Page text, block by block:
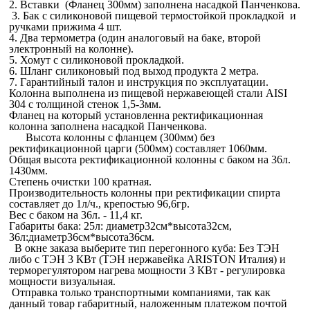
2. Вставки (Фланец 300мм) заполненанасадкой Панченкова.
3. Бак с силиконовой пищевой термостойкой прокладкой и
ручками прижима 4 шт.
4. Два термометра (один аналоговый на баке, второй
электронный на колонне).
5. Хомут с силиконовой прокладкой.
6. Шланг силиконовый под выход продукта 2 метра.
7. Гарантийный талон и инструкция по эксплуатации.
Колонна выполнена из пищевой нержавеющей стали AISI
304 с толщиной стенок 1,5-3мм.
Фланец на который установленна ректификационная
колонна заполнена насадкой Панченкова.
Высота колонны с фланцем (300мм) без
ректификационной царги (500мм) составляет 1060мм.
Общая высота ректификационной колонны с баком на 36л.
1430мм.
Степень очистки 100 кратная.
Производительность колонны при ректификации спирта
составляет до 1л/ч., крепостью 96,6гр.
Вес с баком на 36л. - 11,4 кг.
Габариты бака: 25л: диаметр32см*высота32см,
36л:диаметр36см*высота36см.
В окне заказа выберите тип перегонного куба: Без ТЭН
либо с ТЭН 3 КВт (ТЭН нержавейка ARISTON Италия) и
терморегулятором нагрева мощности 3 КВт - регулировка
мощности визуальная.
Отправка только транспортными компаниями, так как
данный товар габаритный, наложенным платежом почтой